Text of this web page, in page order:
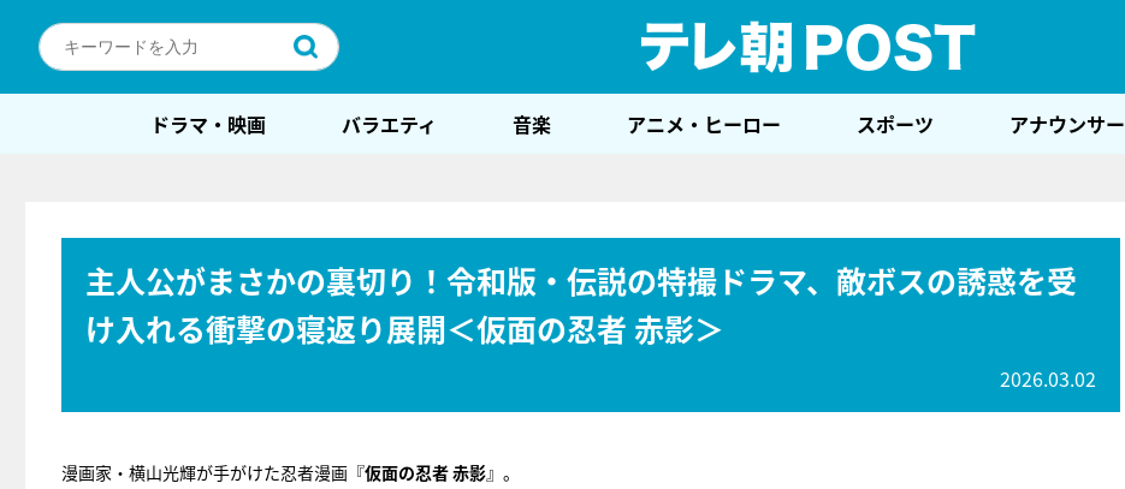
ドラマ・映画 バラエティ 音楽 アニメ・ヒーロー スポーツ アナウンサー
主人公がまさかの裏切り！令和版・伝説の特撮ドラマ、敵ボスの誘惑を受
け入れる衝撃の寝返り展開＜仮面の忍者 赤影＞
2026.03.02
漫画家・横山光輝が手がけた忍者漫画『仮面の忍者 赤影』。